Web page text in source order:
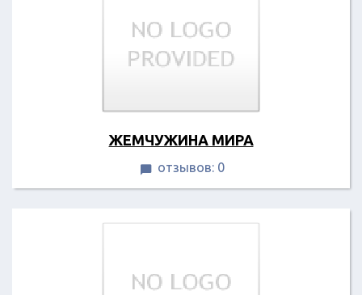
ЖЕМЧУЖИНА МИРА
 отзывов: 0